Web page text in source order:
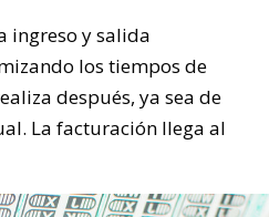
ingreso y salida
los tiempos de
después, ya sea de
La facturación llega al